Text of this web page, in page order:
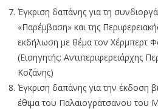
Έγκριση δαπάνης για τη
«Παρέμβαση» και της
εκδήλωση με θέμα τον Χέρμπερτ
(Εισηγητής: Αντιπεριφερειάρχης
Κοζάνης)
Έγκριση δαπάνης για την έκδοση
έθιμα του Παλαιογράτσανου του